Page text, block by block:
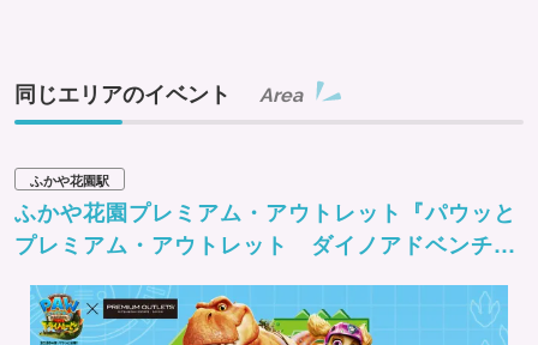
同じエリアのイベント Area
ふかや花園駅
ふかや花園プレミアム・アウトレット『パウッと
プレミアム・アウトレット ダイノアドベンチャ